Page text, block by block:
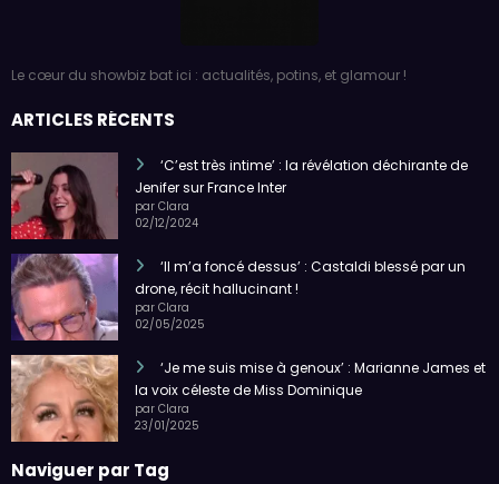
Le cœur du showbiz bat ici : actualités, potins, et glamour !
ARTICLES RÉCENTS
‘C’est très intime’ : la révélation déchirante de
Jenifer sur France Inter
par Clara
02/12/2024
‘Il m’a foncé dessus’ : Castaldi blessé par un
drone, récit hallucinant !
par Clara
02/05/2025
‘Je me suis mise à genoux’ : Marianne James et
la voix céleste de Miss Dominique
par Clara
23/01/2025
Naviguer par Tag